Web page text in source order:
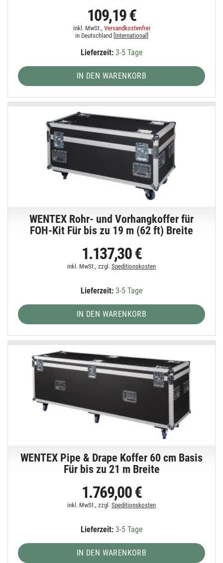
109,19 €
inkl. MwSt., Versandkostenfrei
in Deutschland [ International
Lieferzeit:3-5 Tage
IN DEN WARENKORB
WENTEX Rohr- und Vorhangkoffer für
FOH-Kit Für bis zu 19 m (62 ft) Breite
1.137,30 €
inkl. MwSt., zzgl.Speditionskosten
Lieferzeit:3-5 Tage
IN DEN WARENKORB
WENTEX Pipe & Drape Koffer 60 cm Basis
Für bis zu 21 m Breite
1.769,00 €
inkl. MwSt., zzgl.Speditionskosten
Lieferzeit:3-5 Tage
IN DEN WARENKORB